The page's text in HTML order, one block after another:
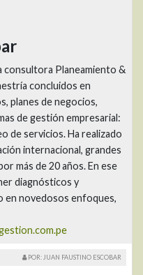
consultora Planeamiento &
concluidos en
planes de negocios,
de gestión empresarial:
de servicios. Ha realizado
internacional, grandes
más de 20 años. En ese
diagnósticos y
en novedosos enfoques,
POR: JUAN FAUSTINO ESCOBAR